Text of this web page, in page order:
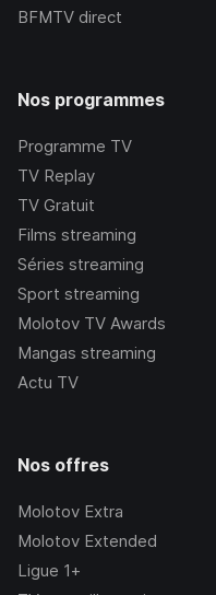
BFMTV direct
Nos programmes
Programme TV
TV Replay
TV Gratuit
Films streaming
Séries streaming
Sport streaming
Molotov TV Awards
Mangas streaming
Actu TV
Nos offres
Molotov Extra
Molotov Extended
Ligue 1+